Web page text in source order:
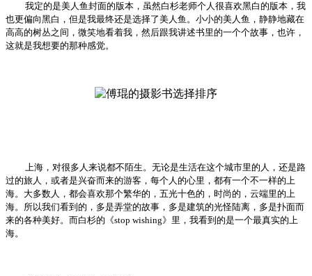
我定的是美人鱼封面的版本，虽然白杉老师个人很喜欢黑白的版本，我
也更偏向黑白，但是我最终还是选择了美人鱼。小小的美人鱼，静静地藏在
高高的树丛之间，微笑地看着我，然后跟我讲述书里的一个个故事，也许，
这就是我想要的那种感觉。
上海，对很多人来说都不陌生。无论是生活在这个城市里的人，还是路
过的旅人，或者是兴奋而来的游客，每个人的心里，都有一个不一样的上
海。大多数人，都会喜欢那个繁华的，五光十色的，时尚的，云端里的上
海。所以我们看到的，多是弄堂的故事，多是建筑的光怪陆离，多是扑面而
来的各种美好。而白杉的《stop wishing》里，我看到的是一个最真实的上
海。